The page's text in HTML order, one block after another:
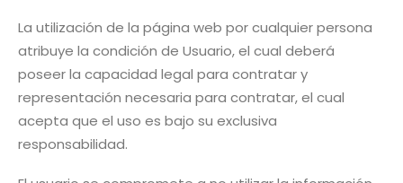
La utilización de la página web por cualquier persona
atribuye la condición de Usuario, el cual deberá
poseer la capacidad legal para contratar y
representación necesaria para contratar, el cual
acepta que el uso es bajo su exclusiva
responsabilidad.